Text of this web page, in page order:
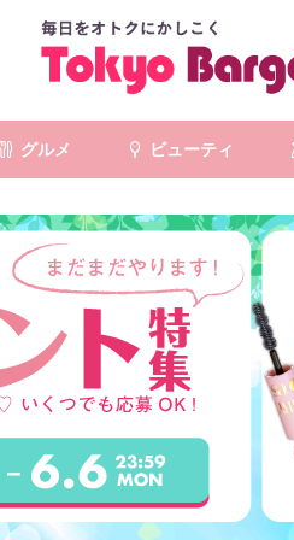
グルメ ビューティ